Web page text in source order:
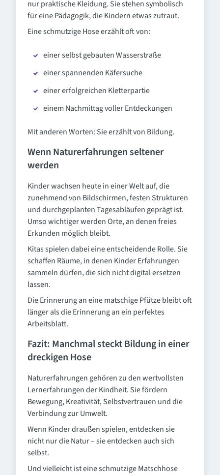
nur praktische Kleidung. Sie stehen symbolisch
für eine Pädagogik, die Kindern etwas zutraut.
Eine schmutzige Hose erzählt oft von:
einer selbst gebauten Wasserstraße
einer spannenden Käfersuche
einer erfolgreichen Kletterpartie
einem Nachmittag voller Entdeckungen
Mit anderen Worten: Sie erzählt von Bildung.
Wenn Naturerfahrungen seltener
werden
Kinder wachsen heute in einer Welt auf, die
zunehmend von Bildschirmen, festen Strukturen
und durchgeplanten Tagesabläufen geprägt ist.
Umso wichtiger werden Orte, an denen freies
Erkunden möglich bleibt.
Kitas spielen dabei eine entscheidende Rolle. Sie
schaffen Räume, in denen Kinder Erfahrungen
sammeln dürfen, die sich nicht digital ersetzen
lassen.
Die Erinnerung an eine matschige Pfütze bleibt oft
länger als die Erinnerung an ein perfektes
Arbeitsblatt.
Fazit: Manchmal steckt Bildung in einer
dreckigen Hose
Naturerfahrungen gehören zu den wertvollsten
Lernerfahrungen der Kindheit. Sie fördern
Bewegung, Kreativität, Selbstvertrauen und die
Verbindung zur Umwelt.
Wenn Kinder draußen spielen, entdecken sie
nicht nur die Natur – sie entdecken auch sich
selbst.
Und vielleicht ist eine schmutzige Matschhose